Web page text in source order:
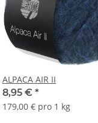
ALPACA AIR II
8,95 € *
179,00 € pro 1 kg